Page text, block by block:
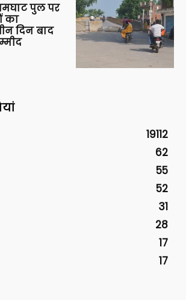
पुल पर
का
दिन बाद
19112
62
55
52
31
28
17
17